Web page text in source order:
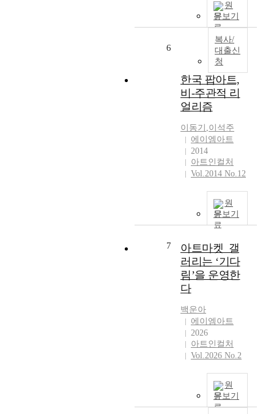
원
문보기
복사/
대출신
청
6
한국 팝아트,
비-주관적 리
얼리즘
이동기 ,이석주
에이엠아트
2014
아트인컬처
Vol.2014 No.12
원
문보기
7
아트마켓_갤
러리는 ‘기다
림’을 운영한
다
백운아
에이엠아트
2026
아트인컬처
Vol.2026 No.2
원
문보기